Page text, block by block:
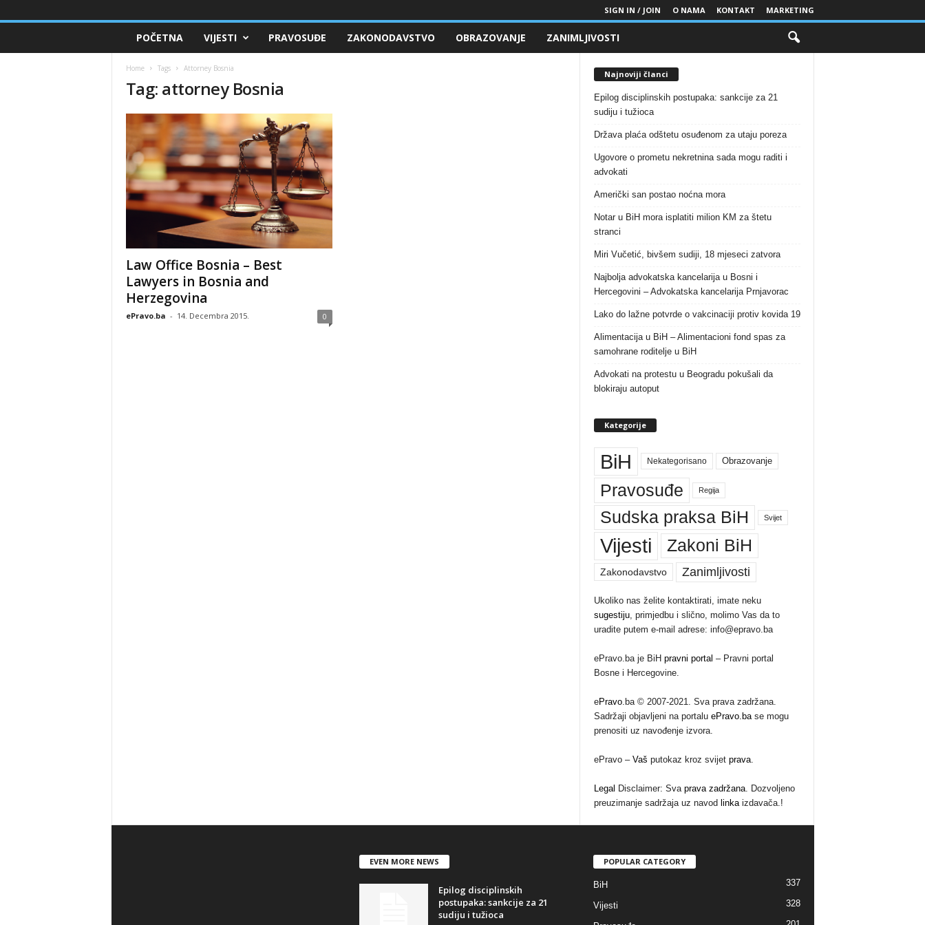
SIGN IN / JOIN O NAMA KONTAKT MARKETING
POČETNA VIJESTI PRAVOSUĐE ZAKONODAVSTVO OBRAZOVANJE ZANIMLJIVOSTI
Home Tags Attorney Bosnia
Tag: attorney Bosnia
Law Office Bosnia – Best
Lawyers in Bosnia and
Herzegovina
ePravo.ba - 14. Decembra 2015. 0
Najnoviji članci
Epilog disciplinskih postupaka: sankcije za 21
sudiju i tužioca
Država plaća odštetu osuđenom za utaju poreza
Ugovore o prometu nekretnina sada mogu raditi i
advokati
Američki san postao noćna mora
Notar u BiH mora isplatiti milion KM za štetu
stranci
Miri Vučetić, bivšem sudiji, 18 mjeseci zatvora
Najbolja advokatska kancelarija u Bosni i
Hercegovini – Advokatska kancelarija Prnjavorac
Lako do lažne potvrde o vakcinaciji protiv kovida 19
Alimentacija u BiH – Alimentacioni fond spas za
samohrane roditelje u BiH
Advokati na protestu u Beogradu pokušali da
blokiraju autoput
Kategorije
BiH Nekategorisano Obrazovanje
Pravosuđe Regija
Sudska praksa BiH Svijet
Vijesti Zakoni BiH
Zakonodavstvo Zanimljivosti
Ukoliko nas želite kontaktirati, imate neku
sugestiju, primjedbu i slično, molimo Vas da to
uradite putem e-mail adrese: info@epravo.ba
ePravo.ba je BiH pravni portal – Pravni portal
Bosne i Hercegovine.
ePravo.ba © 2007-2021. Sva prava zadržana.
Sadržaji objavljeni na portalu ePravo.base mogu
prenositi uz navođenje izvora.
ePravo – Vaš putokaz kroz svijet prava.
Legal Disclaimer: Sva prava zadržana. Dozvoljeno
preuzimanje sadržaja uz navod linkaizdavača.!
EVEN MORE NEWS
Epilog disciplinskih
postupaka: sankcije za 21
sudiju i tužioca
POPULAR CATEGORY
BiH 337
Vijesti 328